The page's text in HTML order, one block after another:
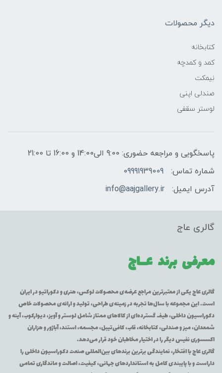
دیگر محصولات
کتابخانه
کمد و کمدچه
نیمکت
صندلی اپنی
لوستر سقفی
پاسخگویی و مراجعه حضوری: 9:00 الی14:00 و 16:00 تا 21:00
شماره تماس:
09991939009
آدرس ایمیل:
info@aajgallery.ir
گالری عاج
معرفی برند عــاج
گالری عاج یکی از معتبرترین مراجع عرضه‌ی محصولات لوکس، هنری و دکوراتیو در ایران
است. این مجموعه با سال‌ها تجربه در زمینه‌ی طراحی، تولید و ارائه‌ی محصولات خاص
دکوراسیون داخلی، طیف گسترده‌ای از کالاهای ممتاز شامل لوستر و آویز، دیوارکوب، آینه و
شمعدان، میز و صندلی، کتابخانه، قاب، کافی‌تیبل، مجسمه، استند، آباژور و هزاران
اکسسوری نفیس دیگر را در اختیار مخاطبان خود قرار می‌دهد.
گالری عاج با افتخار، نمایندگی برترین برندهای بین‌المللی صنعت دکوراسیون داخلی را
داراست و با پایبندی کامل به استانداردهای جهانی، کیفیت، اصالت و ماندگاری تمامی